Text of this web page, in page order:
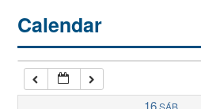
Calendar
16SÁB